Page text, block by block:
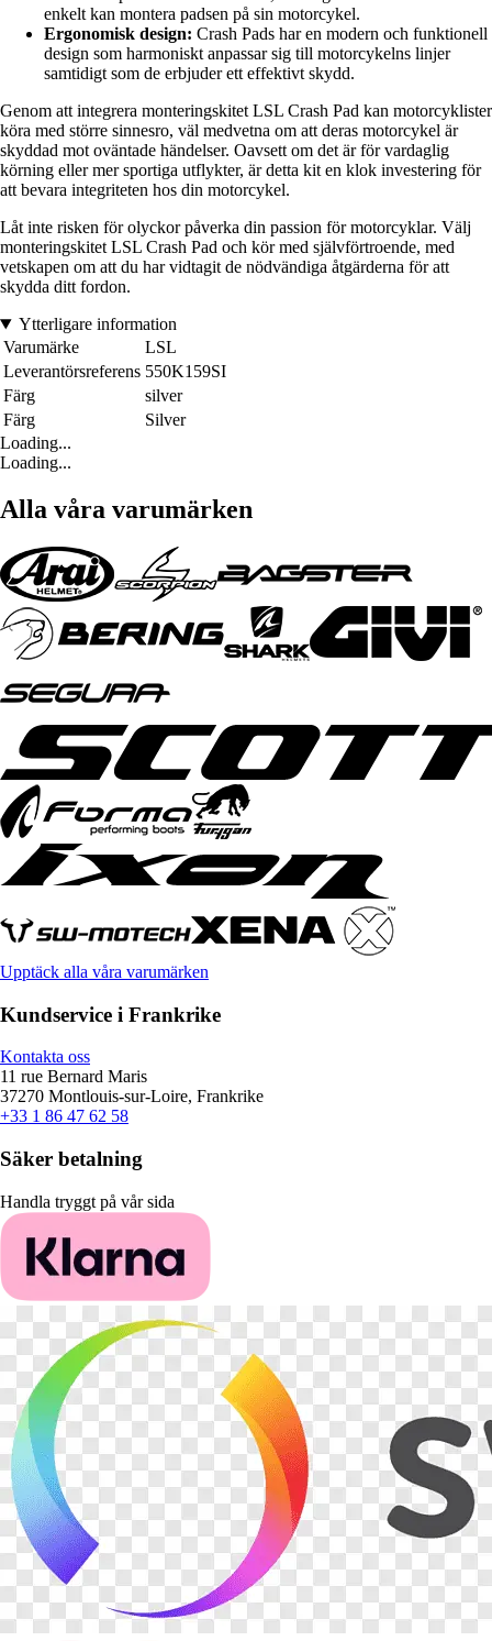
enkelt kan montera padsen på sin motorcykel.
Ergonomisk design: Crash Pads har en modern och funktionell
design som harmoniskt anpassar sig till motorcykelns linjer
samtidigt som de erbjuder ett effektivt skydd.
Genom att integrera monteringskitet LSL Crash Pad kan motorcyklister
köra med större sinnesro, väl medvetna om att deras motorcykel är
skyddad mot oväntade händelser. Oavsett om det är för vardaglig
körning eller mer sportiga utflykter, är detta kit en klok investering för
att bevara integriteten hos din motorcykel.
Låt inte risken för olyckor påverka din passion för motorcyklar. Välj
monteringskitet LSL Crash Pad och kör med självförtroende, med
vetskapen om att du har vidtagit de nödvändiga åtgärderna för att
skydda ditt fordon.
Ytterligare information
Varumärke
LSL
Leverantörsreferens 550K159SI
Färg
silver
Färg
Silver
Loading...
Loading...
Alla våra varumärken
Upptäck alla våra varumärken
Kundservice i Frankrike
Kontakta oss
11 rue Bernard Maris
37270 Montlouis-sur-Loire, Frankrike
+33 1 86 47 62 58
Säker betalning
Handla tryggt på vår sida